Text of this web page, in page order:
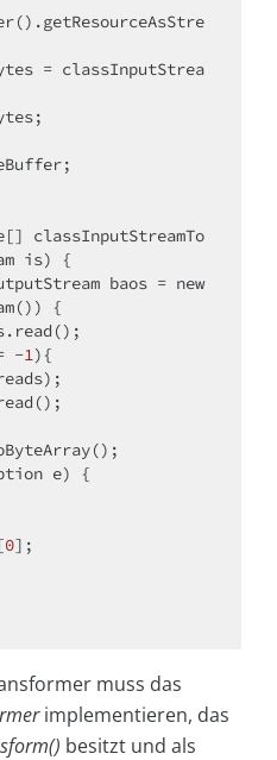
= classInputStrea
[] classInputStreamTo
is) {
baos = new
{
-1){
e) {
[0];
muss das
implementieren, das
besitzt und als